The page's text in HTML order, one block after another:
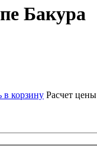
Бакура
в корзину Расчет цены